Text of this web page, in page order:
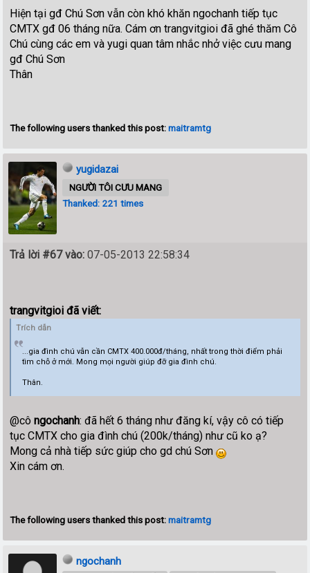
Hiện tại gđ Chú Sơn vẫn còn khó khăn ngochanh tiếp tục
CMTX gđ 06 tháng nữa. Cám ơn trangvitgioi đã ghé thăm Cô
Chú cùng các em và yugi quan tâm nhắc nhở việc cưu mang
gđ Chú Sơn
Thân
The following users thanked this post:maitramtg
yugidazai
NGƯỜI TÔI CƯU MANG
Thanked: 221 times
Trả lời #67 vào: 07-05-2013 22:58:34
trangvitgioi đã viết:
Trích dẫn
...gia đình chú vẫn cần CMTX 400.000đ/tháng, nhất trong thời điểm phải
tìm chỗ ở mới. Mong mọi người giúp đỡ gia đình chú.
Thân.
@côngochanh: đã hết 6 tháng như đăng kí, vậy cô có tiếp
tục CMTX cho gia đình chú (200k/tháng) như cũ ko ạ?
Mong cả nhà tiếp sức giúp cho gd chú Sơn
Xin cám ơn.
The following users thanked this post:maitramtg
ngochanh